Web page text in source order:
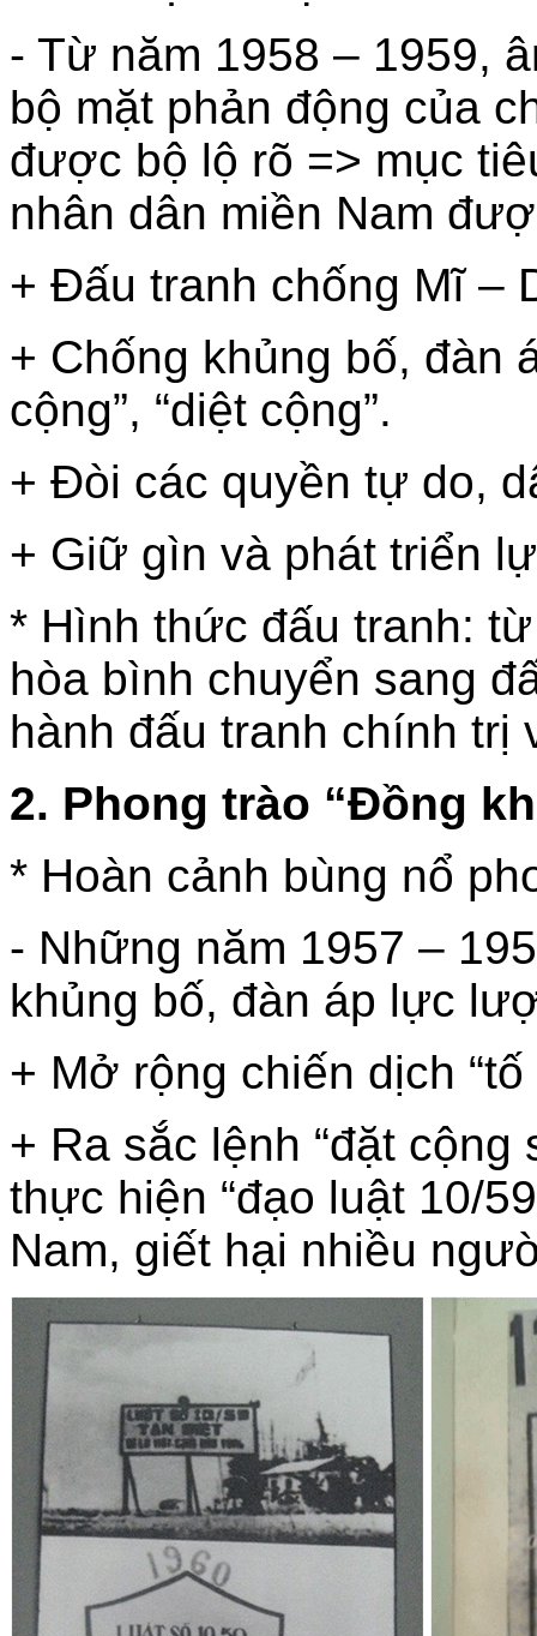
- Từ năm 1958 – 1959,
bộ mặt phản động của
được bộ lộ rõ => mục
nhân dân miền Nam
+ Đấu tranh chống Mĩ –
+ Chống khủng bố, đàn
cộng”, “diệt cộng”.
+ Đòi các quyền tự do,
+ Giữ gìn và phát triển
* Hình thức đấu tranh:
hòa bình chuyển sang
hành đấu tranh chính trị
2. Phong trào “Đồng
* Hoàn cảnh bùng nổ
- Những năm 1957 –
khủng bố, đàn áp lực
+ Mở rộng chiến dịch “tố
+ Ra sắc lệnh “đặt cộng
thực hiện “đạo luật 10/
Nam, giết hại nhiều